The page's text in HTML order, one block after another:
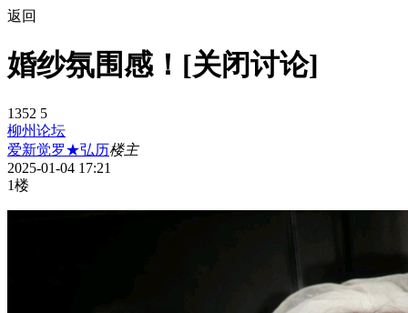
返回
婚纱氛围感！[关闭讨论]
1352 5
柳州论坛
爱新觉罗★弘历楼主
2025-01-04 17:21
1楼